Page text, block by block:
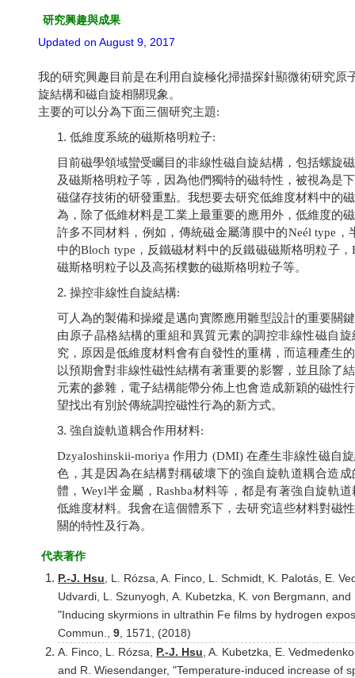
研究興趣與成果
Updated on August 9, 2017
我的研究興趣目前是在利用自旋極化掃描探針顯微術研究原
旋結構和磁自旋相關現象。
主要的可以分為下面三個研究主題:
低維度系統的磁斯格明粒子:
目前磁學領域蠻受矚目的非線性磁自旋結構，包括螺旋
及磁斯格明粒子等，因為他們獨特的磁特性，被視為是
磁儲存技術的研發重點。我想要去研究低維度材料中的
為，除了低維材料是工業上最重要的應用外，低維度的
許多不同材料，例如，傳統磁金屬薄膜中的Neél type ，
中的Bloch type，反鐵磁材料中的反鐵磁磁斯格明粒子，
磁斯格明粒子以及高拓樸數的磁斯格明粒子等。
2. 操控非線性自旋結構:
可人為的製備和操縱是邁向實際應用雛型設計的重要關
由原子晶格結構的重組和異質元素的調控非線性磁自
究，原因是低維度材料會有自發性的重構，而這種產生
以預期會對非線性磁性結構有著重要的影響，並且除了
元素的參雜，電子結構能帶分佈上也會造成新穎的磁性
望找出有別於傳統調控磁性行為的新方式。
3. 強自旋軌道耦合作用材料:
Dzyaloshinskii-moriya作用力 (DMI) 在產生非線性磁自
色，其是因為在結構對稱破壞下的強自旋軌道耦合造
體，Weyl半金屬，Rashba材料等，都是有著強自旋軌
低維度材料。我會在這個體系下，去研究這些材料對磁
關的特性及行為。
代表著作
P.-J. Hsu, L. Rózsa, A. Finco, L. Schmidt, K. Palotás, E.
Udvardi, L. Szunyogh, A. Kubetzka, K. von Bergmann, and
"Inducing skyrmions in ultrathin Fe films by hydrogen
Commun., 9, 1571, (2018)
A. Finco, L. Rózsa, P.-J. Hsu, A. Kubetzka, E.
and R. Wiesendanger, "Temperature-induced increase of